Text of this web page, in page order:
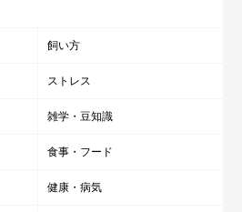
飼い方
ストレス
雑学・豆知識
食事・フード
健康・病気